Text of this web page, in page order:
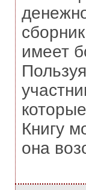
имеет
Книгу
она